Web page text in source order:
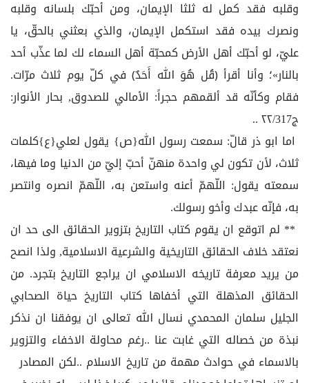
وقلبه فقد كمل له ثلثا الإيمان، ومن أحبّك بلسانه وقلبه
ونصرك بيده فقد استكمل الإيمان، والذي بعثني بالحقّ، يا
عليّ، لو أحبّك أهل الأرض كمحبّة أهل السماء لك لما عذّب أحد
بالنار»؛ وأنا أقرأ ﴿قُل هُوَ الله أَحَدٌ﴾ في كلّ يوم ثلاث مرّات.
فقام وكأنّه قد ألقمهم حجراً: الأمالي للصدوق, بحار الأنوار:
ج٢٢/317 ..
اما ابو ذر قالّ: سمعت رسول الله{ص} يقول لعلي{ع}كلمات
ثلاث، لأن تكون لي واحدة منهنّ أحبّ إليّ من الدنيا وما فيها،
سمعته يقول: اللّهمّ أعنه واستعن به، اللّهمّ انصره وانتصر
به، فإنّه عبدك وأخو رسولك.
** لم اتوقع ان يقوم كتاب التاريخ بتزوير الحقائق الى حد ان
نعتقد خلاف الحقائق التاريخية والشرعية الاسلامية, ولذا انصح
من يريد معرفة تاريخه الاسلامي ان يراجع التاريخ بتجرد. من
الحقائق المذهلة التي أخفاها كتاب التاريخ حياة الصحابي
الجليل سلمان المحمدي نسال الله تعالى ان يوفقنا ان نذكر
نبذة من خصاله التي غابت عنا ..رغم محاولة الاخفاء والتزوير
بالاسماء في حوادث مهمة من تاريخ الاسلام ..لكن المصادر